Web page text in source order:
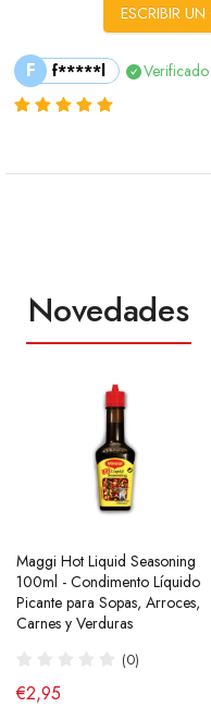
ESCRIBIR
F f*****l Verificado
Novedades
Maggi Hot Liquid Seasoning
100ml - Condimento Líquido
Picante para Sopas, Arroces,
Carnes y Verduras
(0)
€2,95
Ramen Buldak Carbonara
Coreano (Halal) 130g SamYang
(40)